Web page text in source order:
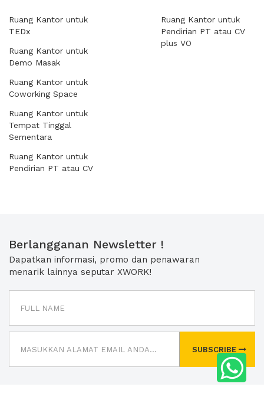
Ruang Kantor untuk
TEDx
Ruang Kantor untuk
Demo Masak
Ruang Kantor untuk
Coworking Space
Ruang Kantor untuk
Tempat Tinggal
Sementara
Ruang Kantor untuk
Pendirian PT atau CV
Ruang Kantor untuk
Pendirian PT atau CV
plus VO
Berlangganan Newsletter !
Dapatkan informasi, promo dan penawaran
menarik lainnya seputar XWORK!
SUBSCRIBE